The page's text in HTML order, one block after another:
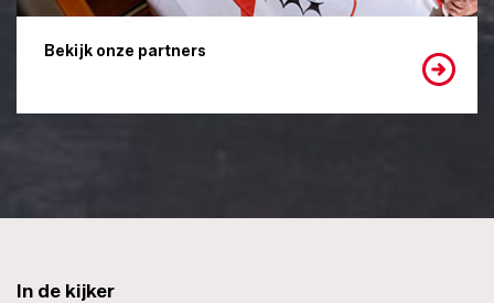
Bekijk onze partners
In de kijker